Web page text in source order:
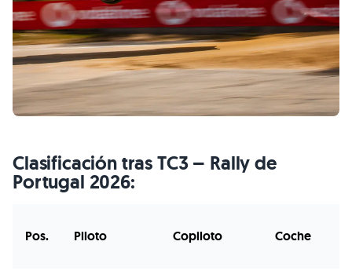
Clasificación tras TC3 – Rally de
Portugal 2026:
Pos. Piloto Copiloto Coche